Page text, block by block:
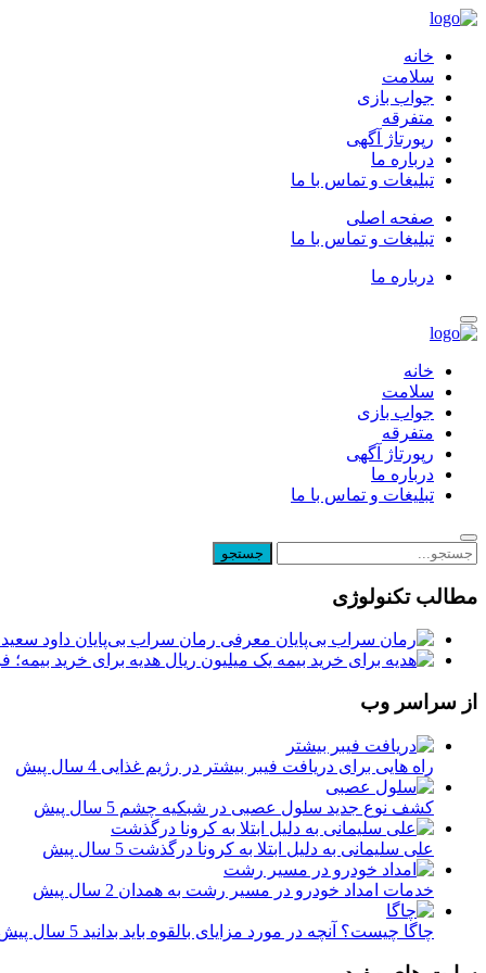
خانه
سلامت
جواب بازی
متفرقه
رپورتاژ آگهی
درباره ما
تبلیغات و تماس با ما
صفحه اصلی
تبلیغات و تماس با ما
درباره ما
خانه
سلامت
جواب بازی
متفرقه
رپورتاژ آگهی
درباره ما
تبلیغات و تماس با ما
مطالب تکنولوژی
معرفی رمان سراب بی‌پایان داود
یک میلیون ریال هدیه برای خرید
از سراسر وب
راه هایی برای دریافت فیبر بیشتر در رژیم غذایی 4 سال پیش
کشف نوع جدید سلول عصبی در شبکیه چشم 5 سال پیش
علی سلیمانی به دلیل ابتلا به کرونا درگذشت 5 سال پیش
خدمات امداد خودرو در مسیر رشت به همدان 2 سال پیش
چاگا چیست؟ آنچه در مورد مزایای بالقوه باید بدانید 5 سال پیش